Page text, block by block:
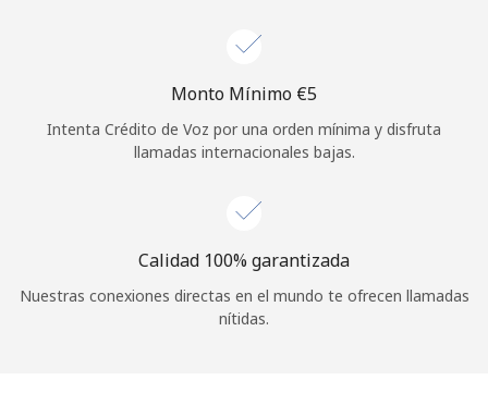
Continuar con
Monto Mínimo ⁦€5⁩
Intenta Crédito de Voz por una orden mínima y disfruta
llamadas internacionales bajas.
Calidad 100% garantizada
Nuestras conexiones directas en el mundo te ofrecen llamadas
nítidas.